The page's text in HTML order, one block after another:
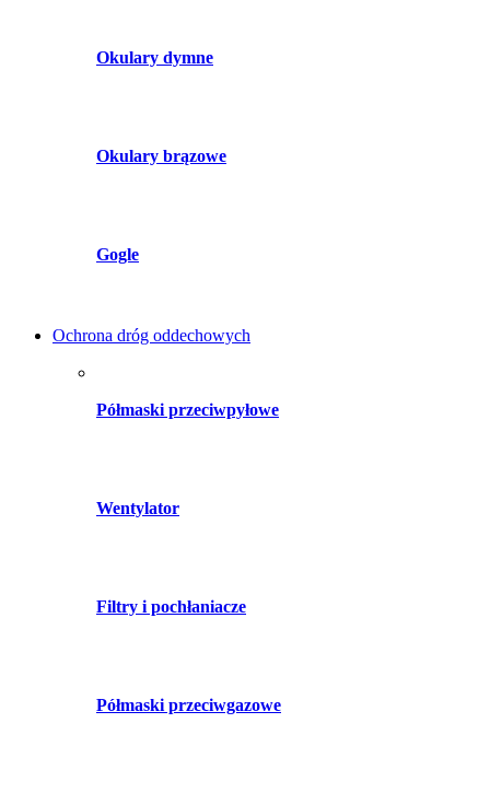
Okulary dymne
Okulary brązowe
Gogle
Ochrona dróg oddechowych
Półmaski przeciwpyłowe
Wentylator
Filtry i pochłaniacze
Półmaski przeciwgazowe